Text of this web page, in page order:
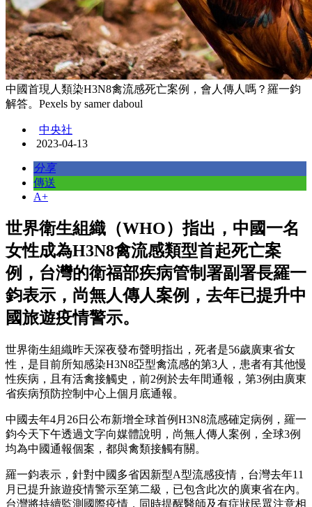
中國首現人類染H3N8禽流感死亡案例，會人傳人嗎？羅一鈞
解答。Pexels by samer daboul
中央社
2023-04-13
分享
傳送
A+
世界衛生組織（WHO）指出，中國一名
女性成為H3N8禽流感類型首起死亡案
例，台灣的衛福部疾病管制署副署長羅一
鈞表示，尚無人傳人案例，去年已提升中
國旅遊疫情警示。
世界衛生組織昨天深夜發布聲明指出，死者是56歲廣東省女
性，是目前所知感染H3N8亞型禽流感的第3人，患者有其他慢
性疾病，且有活禽接觸史，前2例於去年間通報，第3例由廣東
省疾病預防控制中心上個月底通報。
中國去年4月26日公布新增全球首例H3N8流感確定病例，羅一
鈞今天下午透過文字向媒體說明，尚無人傳人案例，全球3例
均為中國通報個案，都與禽類接觸有關。
羅一鈞表示，針對中國多省因新型A型流感疫情，台灣去年11
月已提升旅遊疫情警示至第二級，已包含此次的廣東省在內。
台灣將持續監測國際疫情，同時提醒醫師及有症狀民眾注意相